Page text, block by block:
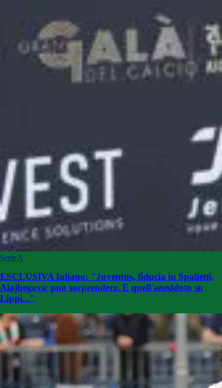
Serie A
ESCLUSIVA Iuliano: "Juventus, fiducia in Spalletti.
Alajbegovic può sorprendere. E quell'aneddoto su
Lippi..."